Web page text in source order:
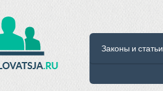
Законы и статьи